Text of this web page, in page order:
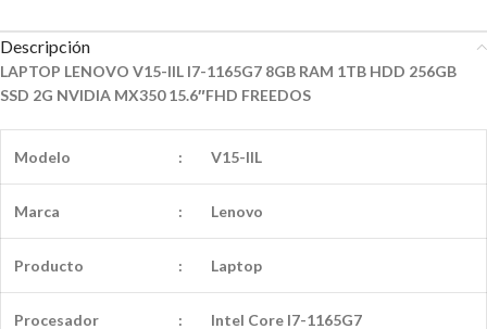
Descripción
LAPTOP LENOVO V15-IIL I7-1165G7 8GB RAM 1TB HDD 256GB
SSD 2G NVIDIA MX350 15.6″FHD FREEDOS
Modelo : V15-IIL
Marca : Lenovo
Producto : Laptop
Procesador : Intel Core I7-1165G7